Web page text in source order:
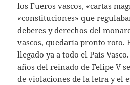
los Fueros vascos, «cartas
«constituciones» que
deberes y derechos del
vascos, quedaría pronto roto.
llegado ya a todo el País
años del reinado de Felipe V
de violaciones de la letra y el